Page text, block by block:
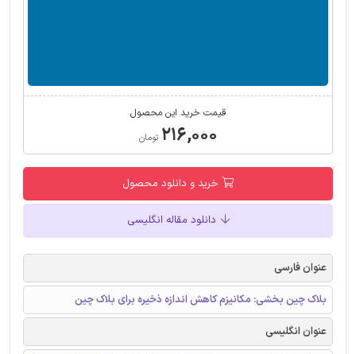
قیمت خرید این محصول
۲۱۶,۰۰۰ تومان
خرید و دانلود محصول
دانلود مقاله انگلیسی
عنوان فارسی
بلاک چین بخشی: مکانیزم کاهش اندازه ذخیره برای بلاک چین
عنوان انگلیسی